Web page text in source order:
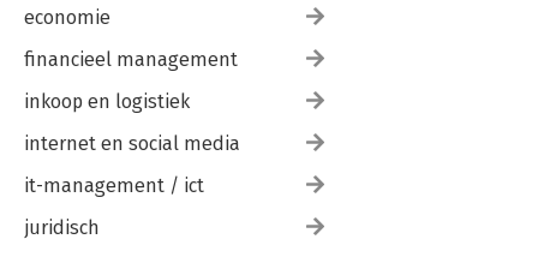
economie
financieel management
inkoop en logistiek
internet en social media
it-management / ict
juridisch